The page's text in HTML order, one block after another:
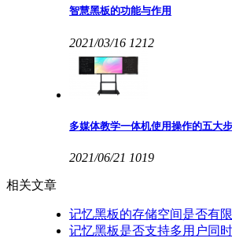
智慧黑板的功能与作用
2021/03/16 1212
多媒体教学一体机使用操作的五大
2021/06/21 1019
相关文章
记忆黑板的存储空间是否有
记忆黑板是否支持多用户同